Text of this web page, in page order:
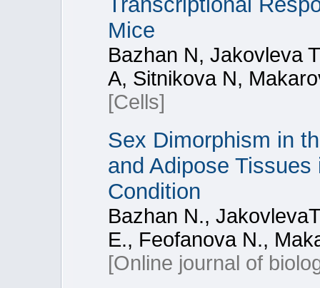
Mice
Bazhan N, Jakovleva
A, Sitnikova N,
[Cells]
Sex Dimorphism in
and Adipose
Condition
Bazhan N.,
E., Feofanova N.,
[Online journal of